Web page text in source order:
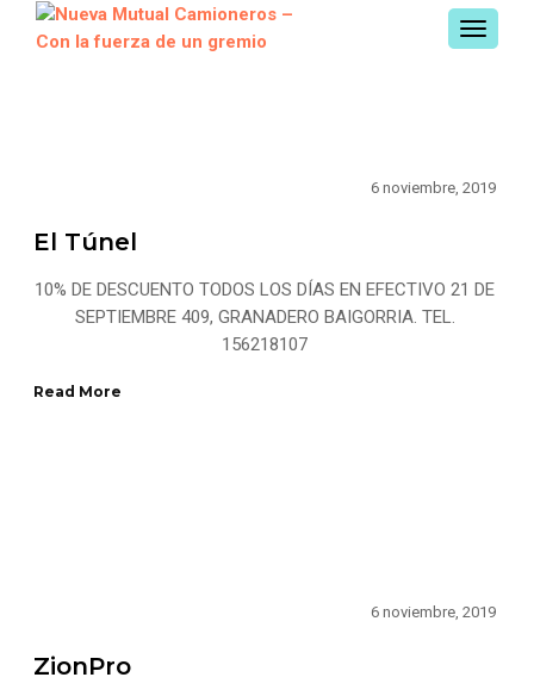
6 noviembre, 2019
El Túnel
10% DE DESCUENTO TODOS LOS DÍAS EN EFECTIVO 21 DE
SEPTIEMBRE 409, GRANADERO BAIGORRIA. TEL.
156218107
Read More
6 noviembre, 2019
ZionPro